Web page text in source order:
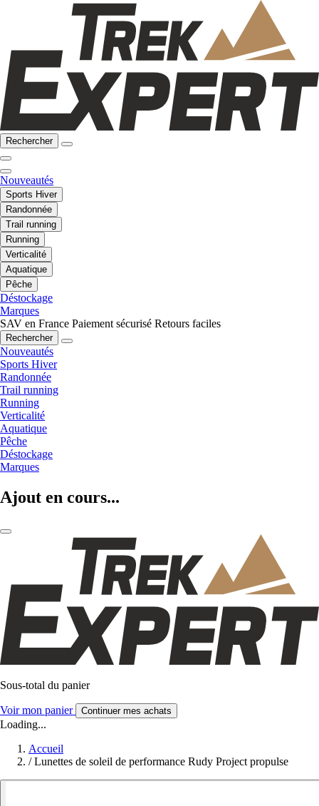
Rechercher
Nouveautés
Sports Hiver
Randonnée
Trail running
Running
Verticalité
Aquatique
Pêche
Déstockage
Marques
SAV en France Paiement sécurisé Retours faciles
Rechercher
Nouveautés
Sports Hiver
Randonnée
Trail running
Running
Verticalité
Aquatique
Pêche
Déstockage
Marques
Ajout en cours...
Sous-total du panier
Voir mon panier Continuer mes achats
Loading...
Accueil
/ Lunettes de soleil de performance Rudy Project propulse